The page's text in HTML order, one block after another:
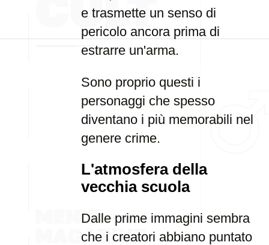
e trasmette un senso di
pericolo ancora prima di
estrarre un'arma.
Sono proprio questi i
personaggi che spesso
diventano i più memorabili nel
genere crime.
L'atmosfera della
vecchia scuola
Dalle prime immagini sembra
che i creatori abbiano puntato